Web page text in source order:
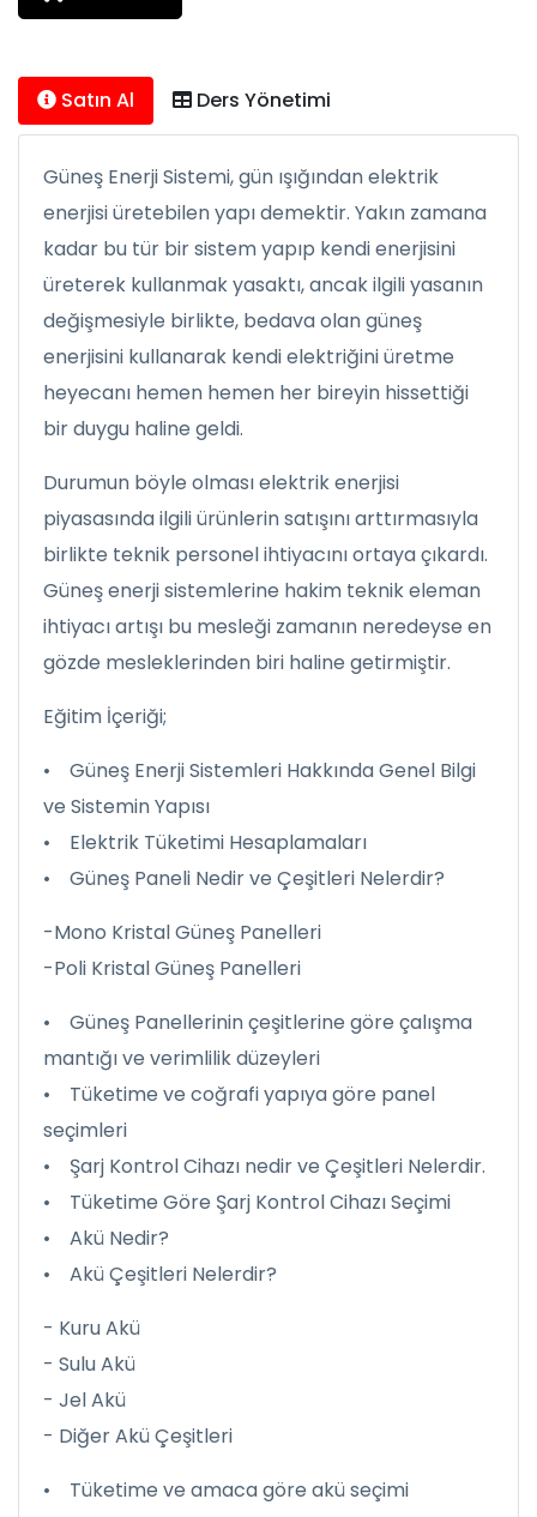
Satın Al Ders Yönetimi
Güneş Enerji Sistemi, gün ışığından elektrik
enerjisi üretebilen yapı demektir. Yakın zamana
kadar bu tür bir sistem yapıp kendi enerjisini
üreterek kullanmak yasaktı, ancak ilgili yasanın
değişmesiyle birlikte, bedava olan güneş
enerjisini kullanarak kendi elektriğini üretme
heyecanı hemen hemen her bireyin hissettiği
bir duygu haline geldi.
Durumun böyle olması elektrik enerjisi
piyasasında ilgili ürünlerin satışını arttırmasıyla
birlikte teknik personel ihtiyacını ortaya çıkardı.
Güneş enerji sistemlerine hakim teknik eleman
ihtiyacı artışı bu mesleği zamanın neredeyse en
gözde mesleklerinden biri haline getirmiştir.
Eğitim İçeriği;
• Güneş Enerji Sistemleri Hakkında Genel Bilgi
ve Sistemin Yapısı
• Elektrik Tüketimi Hesaplamaları
• Güneş Paneli Nedir ve Çeşitleri Nelerdir?
-Mono Kristal Güneş Panelleri
-Poli Kristal Güneş Panelleri
• Güneş Panellerinin çeşitlerine göre çalışma
mantığı ve verimlilik düzeyleri
• Tüketime ve coğrafi yapıya göre panel
seçimleri
• Şarj Kontrol Cihazı nedir ve Çeşitleri Nelerdir.
• Tüketime Göre Şarj Kontrol Cihazı Seçimi
• Akü Nedir?
• Akü Çeşitleri Nelerdir?
- Kuru Akü
- Sulu Akü
- Jel Akü
- Diğer Akü Çeşitleri
• Tüketime ve amaca göre akü seçimi